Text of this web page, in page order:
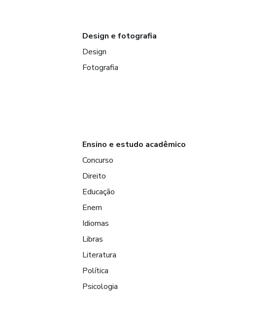
Design e fotografia
Design
Fotografia
Ensino e estudo acadêmico
Concurso
Direito
Educação
Enem
Idiomas
Libras
Literatura
Política
Psicologia